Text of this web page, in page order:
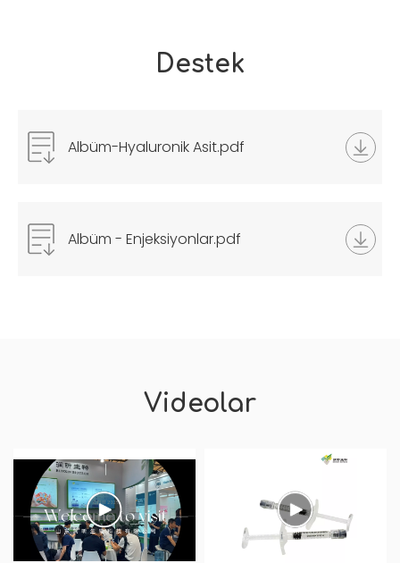
Destek
Albüm-Hyaluronik Asit.pdf
Albüm - Enjeksiyonlar.pdf
Videolar